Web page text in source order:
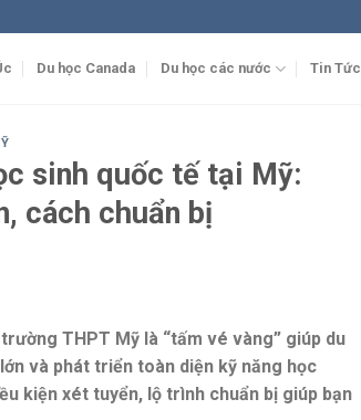
Du học Canada Du học các nước Tin Tức
sinh quốc tế tại Mỹ:
cách chuẩn bị
THPT Mỹ là “tấm vé vàng” giúp du
và phát triển toàn diện kỹ năng học
kiện xét tuyển, lộ trình chuẩn bị giúp bạn